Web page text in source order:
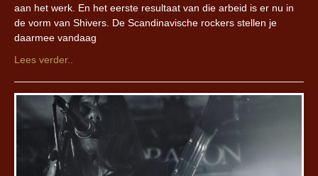
aan het werk. En het eerste resultaat van die arbeid is er nu in
de vorm van Shivers. De Scandinavische rockers stellen je
daarmee vandaag
Lees verder..